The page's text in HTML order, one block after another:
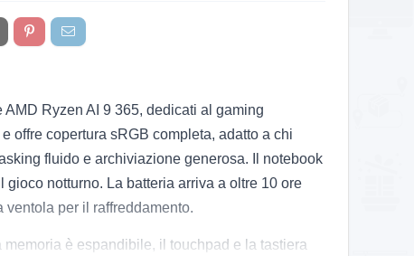
Ryzen AI 9 365, dedicati al gaming
offre copertura sRGB completa, adatto a chi
fluido e archiviazione generosa. Il notebook
notturno. La batteria arriva a oltre 10 ore
per il raffreddamento.
è espandibile, il touchpad e la tastiera